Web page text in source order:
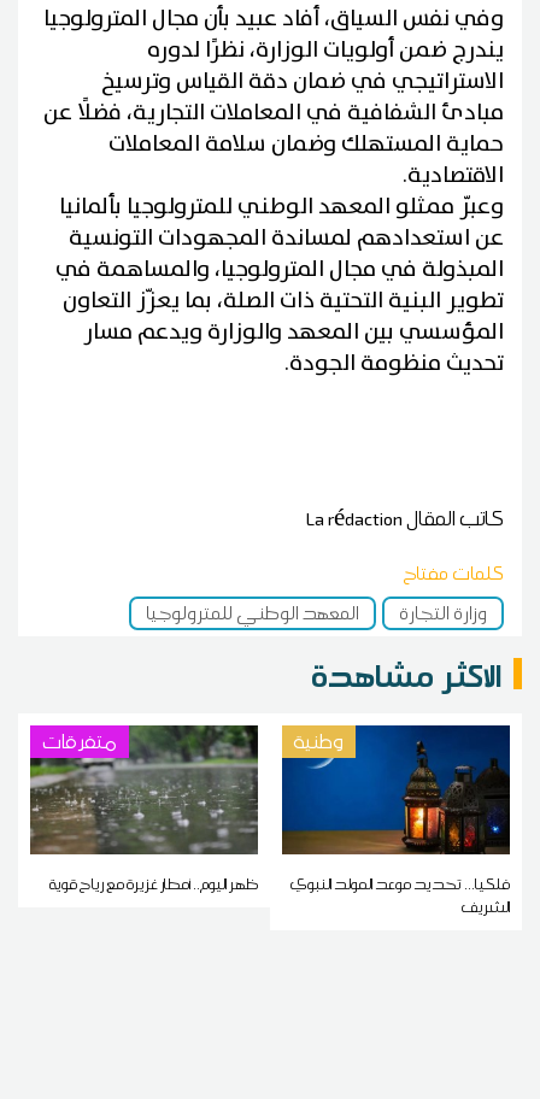
وفي نفس السياق، أفاد عبيد بأن مجال المترولوجيا
يندرج ضمن أولويات الوزارة، نظرًا لدوره
الاستراتيجي في ضمان دقة القياس وترسيخ
مبادئ الشفافية في المعاملات التجارية، فضلًا عن
حماية المستهلك وضمان سلامة المعاملات
الاقتصادية.
وعبّر ممثلو المعهد الوطني للمترولوجيا بألمانيا
عن استعدادهم لمساندة المجهودات التونسية
المبذولة في مجال المترولوجيا، والمساهمة في
تطوير البنية التحتية ذات الصلة، بما يعزّز التعاون
المؤسسي بين المعهد والوزارة ويدعم مسار
تحديث منظومة الجودة.
كاتب المقالLa rédaction
كلمات مفتاح
وزارة التجارة
المعهد الوطني للمترولوجيا
الاكثر مشاهدة
وطنية
فلكيا... تحديد موعد المولد النبوي
الشريف
متفرقات
ظهر اليوم.. أمطار غزيرة مع رياح قوية